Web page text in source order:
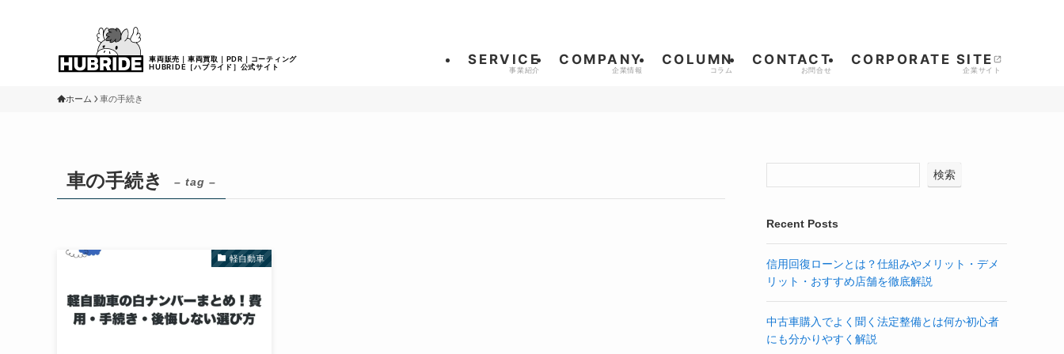
SERVICE COMPANY COLUMN CONTACT CORPORATE SITE
ホーム 車の手続き
車の手続き – tag –
軽自動車
検索
Recent Posts
信用回復ローンとは？仕組みやメリット・デメ
リット・おすすめ店舗を徹底解説
中古車購入でよく聞く法定整備とは何か初心者
にも分かりやすく解説